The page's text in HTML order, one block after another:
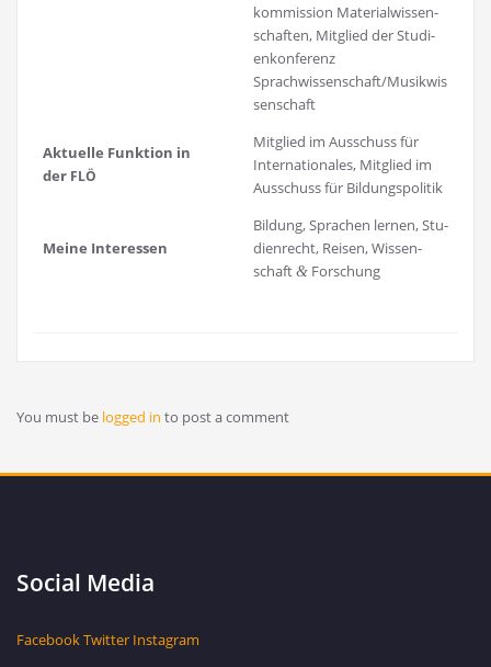
kom­mis­si­on Mate­ri­al­wis­sen­
schaf­ten, Mit­glied der Stu­di­
en­kon­fe­renz
Sprachwissenschaft/Musikwis
senschaft
Aktu­el­le Funk­ti­on in
der FLÖ
Mit­glied im Aus­schuss für
Inter­na­tio­na­les, Mit­glied im
Aus­schuss für Bildungspolitik
Mei­ne Interessen
Bil­dung, Spra­chen ler­nen, Stu­
di­en­recht, Rei­sen, Wis­sen­
schaft&Forschung
You must be logged in to post a comment
Social Media
FacebookTwitter Instagram